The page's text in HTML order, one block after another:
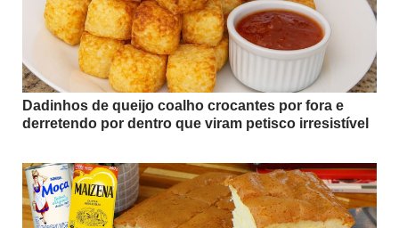
Dadinhos de queijo coalho crocantes por fora e
derretendo por dentro que viram petisco irresistível